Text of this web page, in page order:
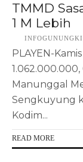
TMMD
1 M Lebih
PLAYEN-
Manunggal
Sengkuyung
Kodim...
READ MORE